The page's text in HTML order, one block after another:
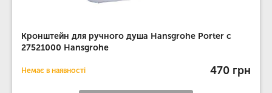
Кронштейн для ручного душа Hansgrohe Porter c
27521000 Hansgrohe
Немає в наявності 470 грн